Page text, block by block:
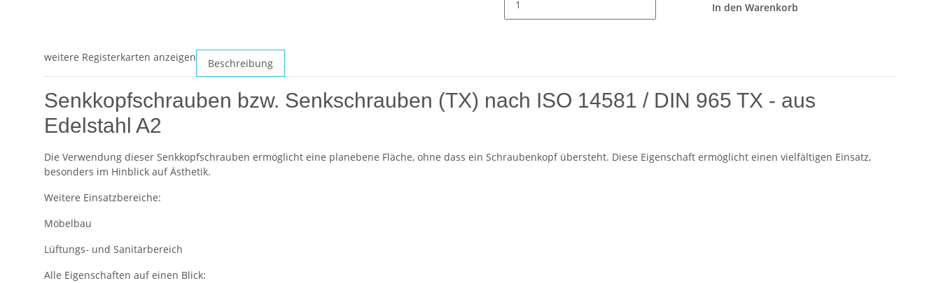
In den Warenkorb
weitere Registerkarten anzeigen Beschreibung
Senkkopfschrauben bzw. Senkschrauben (TX) nach ISO 14581 / DIN 965 TX - aus
Edelstahl A2
Die Verwendung dieser Senkkopfschrauben ermöglicht eine planebene Fläche, ohne dass ein Schraubenkopf übersteht. Diese Eigenschaft ermöglicht einen vielfältigen Einsatz,
besonders im Hinblick auf Ästhetik.
Weitere Einsatzbereiche:
Möbelbau
Lüftungs- und Sanitärbereich
Alle Eigenschaften auf einen Blick: